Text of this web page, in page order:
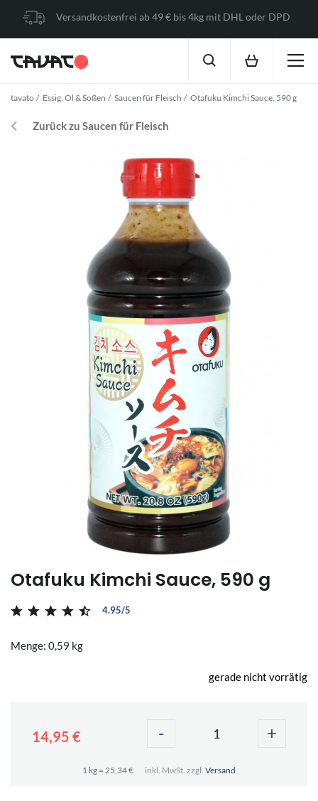
Versandkostenfrei ab 49 € bis 4kg mit DHL oder DPD
tavato Essig, Öl & Soßen Saucen für Fleisch Otafuku Kimchi Sauce, 590 g
Zurück zu Saucen für Fleisch
Otafuku Kimchi Sauce, 590 g
4.95/5
Menge: 0,59 kg
gerade nicht vorrätig
14,95 € - +
1 kg = 25,34 € inkl. MwSt. zzgl. Versand